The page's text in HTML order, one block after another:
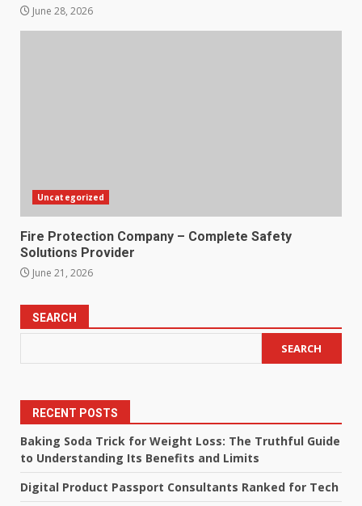
June 28, 2026
Uncategorized
Fire Protection Company – Complete Safety
Solutions Provider
June 21, 2026
SEARCH
SEARCH
RECENT POSTS
Baking Soda Trick for Weight Loss: The Truthful Guide
to Understanding Its Benefits and Limits
Digital Product Passport Consultants Ranked for Tech